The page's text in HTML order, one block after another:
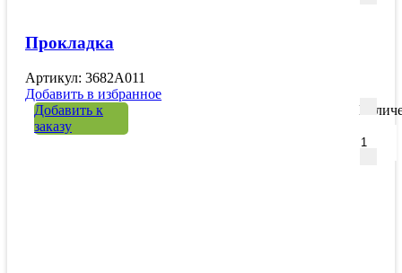
Прокладка
Артикул: 3682A011
Добавить в избранное
Добавить к
заказу